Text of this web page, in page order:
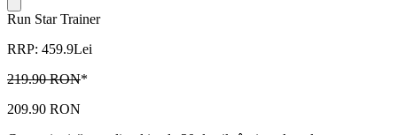
Run Star Trainer
RRP: 459.9Lei
219.90 RON*
209.90 RON